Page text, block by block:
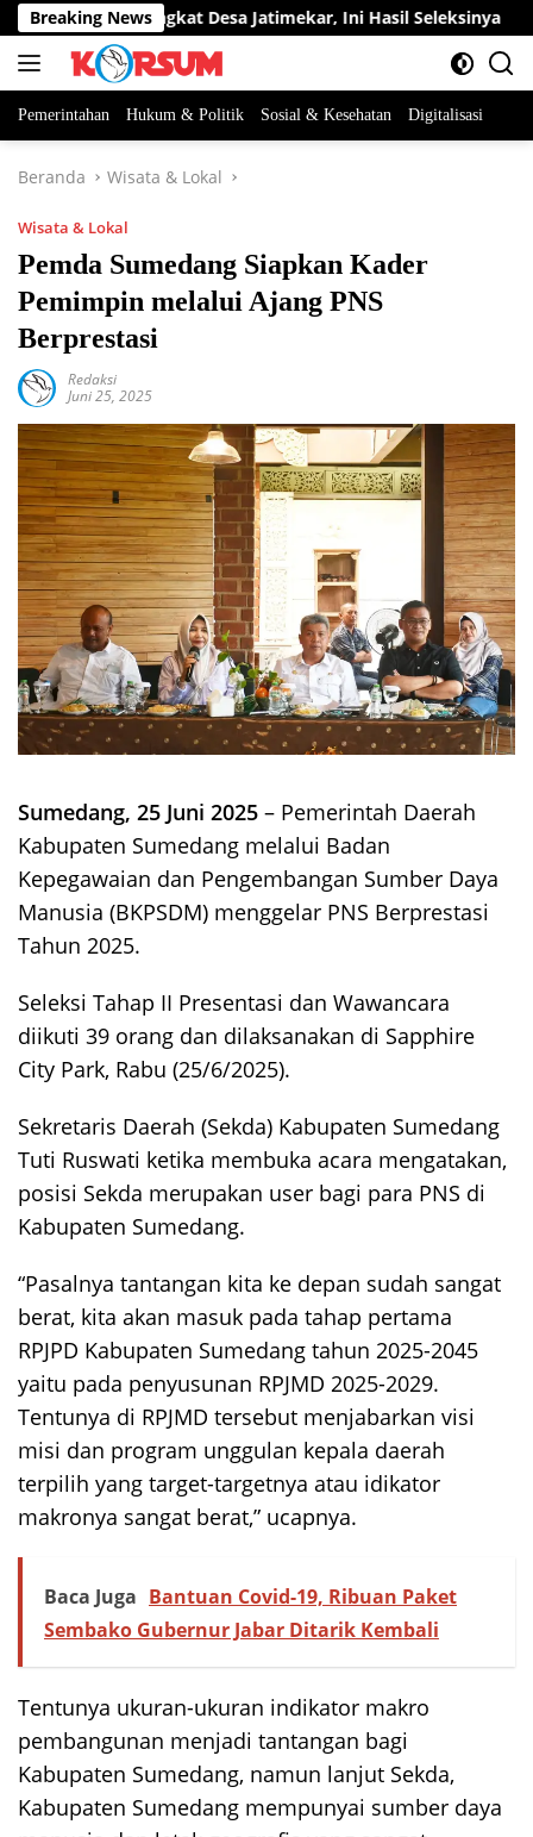
Langsung
ke
konten
Breaking News
Jabatan Perangkat Desa Jatimekar, Ini Hasil Seleksinya
Pemerintahan Hukum & Politik Sosial & Kesehatan Digitalisasi
Beranda Wisata & Lokal
Wisata & Lokal
Pemda Sumedang Siapkan Kader
Pemimpin melalui Ajang PNS
Berprestasi
Redaksi
Juni 25, 2025
Sumedang, 25 Juni 2025 – Pemerintah Daerah
Kabupaten Sumedang melalui Badan
Kepegawaian dan Pengembangan Sumber Daya
Manusia (BKPSDM) menggelar PNS Berprestasi
Tahun 2025.
Seleksi Tahap II Presentasi dan Wawancara
diikuti 39 orang dan dilaksanakan di Sapphire
City Park, Rabu (25/6/2025).
Sekretaris Daerah (Sekda) Kabupaten Sumedang
Tuti Ruswati ketika membuka acara mengatakan,
posisi Sekda merupakan user bagi para PNS di
Kabupaten Sumedang.
“Pasalnya tantangan kita ke depan sudah sangat
berat, kita akan masuk pada tahap pertama
RPJPD Kabupaten Sumedang tahun 2025-2045
yaitu pada penyusunan RPJMD 2025-2029.
Tentunya di RPJMD tersebut menjabarkan visi
misi dan program unggulan kepala daerah
terpilih yang target-targetnya atau idikator
makronya sangat berat,” ucapnya.
Baca Juga Bantuan Covid-19, Ribuan Paket
Sembako Gubernur Jabar Ditarik Kembali
Tentunya ukuran-ukuran indikator makro
pembangunan menjadi tantangan bagi
Kabupaten Sumedang, namun lanjut Sekda,
Kabupaten Sumedang mempunyai sumber daya